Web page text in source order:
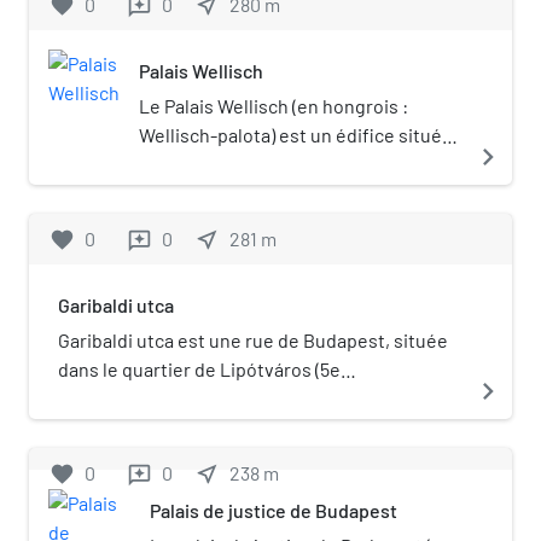
du pays, et son ambassadrice est,
favorite reviews near_me
Palais Wellisch
Le Palais Wellisch (en hongrois :
Wellisch-palota) est un édifice situé
Budapest. Il est situé dans le quartier
au sud du Parlement hongrois. Il s'agit
ministre de Hongrie. Portail de
Budapest
navigate_next
favorite 0 reviews 0 near_me 281 m
Garibaldi utca
Garibaldi utca est une rue de Budapest, située
dans le quartier de Lipótváros (5e
navigate_next
favorite 0 reviews 0 near_me 238 m
Palais de justice de Budapest